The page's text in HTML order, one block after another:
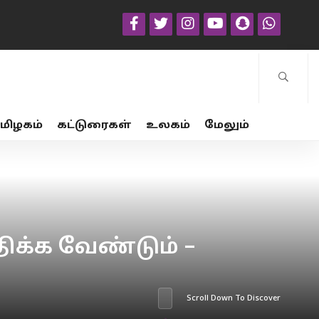
கட்டுரைகள் உலகம் மேலும்
வேண்டும் –
Scroll Down To Discover